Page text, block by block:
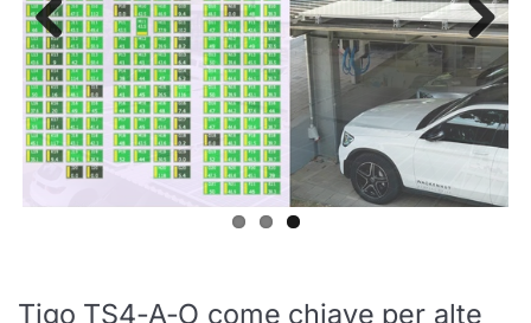
Previ
ous
Next
Tigo TS4-A-O come chiave per alte